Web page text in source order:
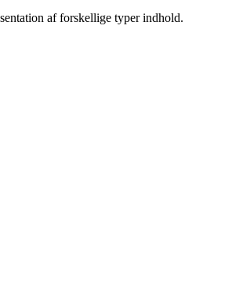
af forskellige typer indhold.